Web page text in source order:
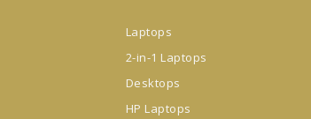
Laptops
2-in-1 Laptops
Desktops
HP Laptops